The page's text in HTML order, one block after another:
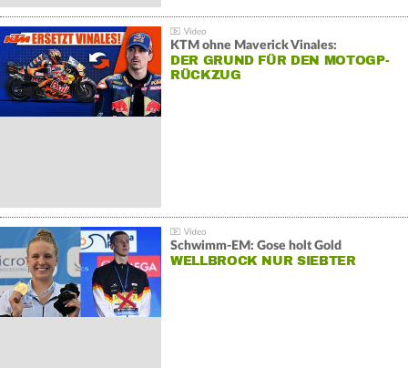
KTM ohne Maverick Vinales:
DER GRUND FÜR DEN MOTOGP-
RÜCKZUG
Schwimm-EM: Gose holt Gold
WELLBROCK NUR SIEBTER